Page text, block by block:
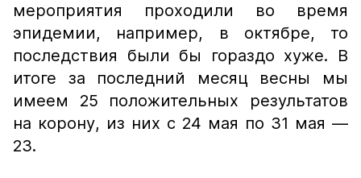
мероприятия проходили во время
эпидемии, например, в октябре, то
последствия были бы гораздо хуже. В
итоге за последний месяц весны мы
имеем 25 положительных результатов
на корону, из них с 24 мая по 31 мая —
23.